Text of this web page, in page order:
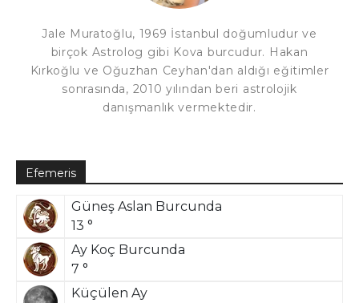
Jale Muratoğlu, 1969 İstanbul doğumludur ve
birçok Astrolog gibi Kova burcudur. Hakan
Kırkoğlu ve Oğuzhan Ceyhan'dan aldığı eğitimler
sonrasında, 2010 yılından beri astrolojik
danışmanlık vermektedir.
Efemeris
Güneş Aslan Burcunda
13 °
Ay Koç Burcunda
7 °
Küçülen Ay